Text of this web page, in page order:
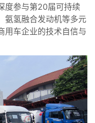
度参与第20届可持续
氨氢融合发动机等多元
用车企业的技术自信与